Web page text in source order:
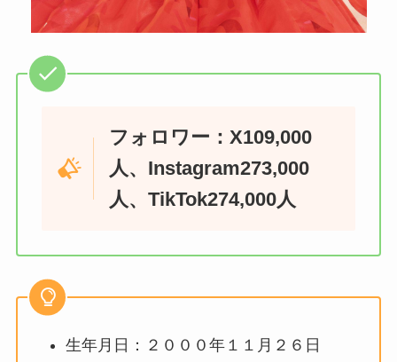
フォロワー：X109,000
人、Instagram273,000
人、TikTok274,000人
生年月日：２０００年１１月２６日